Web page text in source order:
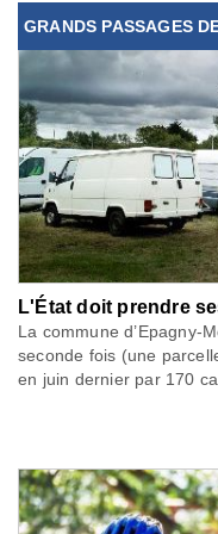
GRANDS PASSAGES
L'État doit prendre
La commune d’Epagny-
seconde fois (une
en juin dernier par 170